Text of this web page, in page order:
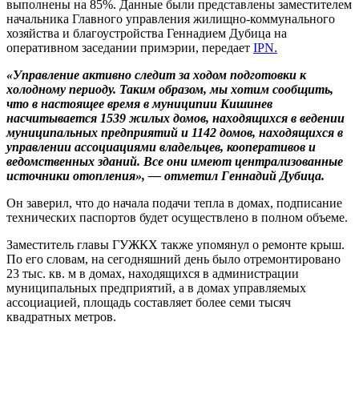
выполнены на 85%. Данные были представлены заместителем
начальника Главного управления жилищно-коммунального
хозяйства и благоустройства Геннадием Дубица на
оперативном заседании примэрии, передает IPN.
«Управление активно следит за ходом подготовки к
холодному периоду. Таким образом, мы хотим сообщить,
что в настоящее время в муниципии Кишинев
насчитывается 1539 жилых домов, находящихся в ведении
муниципальных предприятий и 1142 домов, находящихся в
управлении ассоциациями владельцев, кооперативов и
ведомственных зданий. Все они имеют централизованные
источники отопления», — отметил Геннадий Дубица.
Он заверил, что до начала подачи тепла в домах, подписание
технических паспортов будет осуществлено в полном объеме.
Заместитель главы ГУЖКХ также упомянул о ремонте крыш.
По его словам, на сегодняшний день было отремонтировано
23 тыс. кв. м в домах, находящихся в администрации
муниципальных предприятий, а в домах управляемых
ассоциацией, площадь составляет более семи тысяч
квадратных метров.